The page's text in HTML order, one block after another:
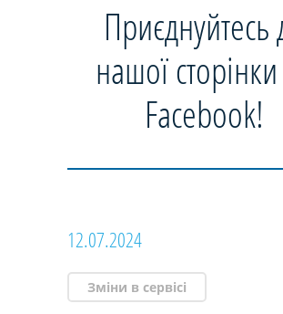
Приєднуйтесь
нашої
Facebook!
12.07.2024
Зміни в сервісі